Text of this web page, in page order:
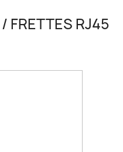
FRETTES RJ45